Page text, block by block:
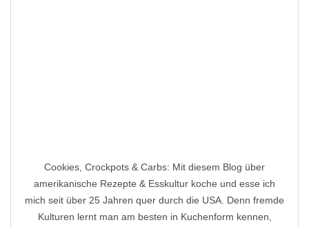
Cookies, Crockpots & Carbs: Mit diesem Blog über
amerikanische Rezepte & Esskultur koche und esse ich
mich seit über 25 Jahren quer durch die USA. Denn fremde
Kulturen lernt man am besten in Kuchenform kennen,